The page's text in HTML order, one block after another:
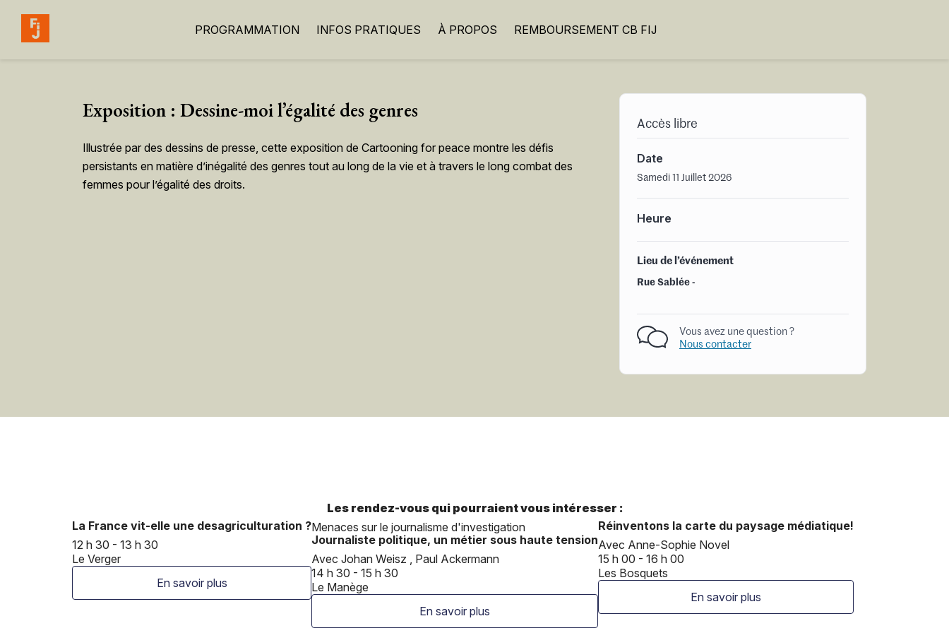
PROGRAMMATION INFOS PRATIQUES À PROPOS REMBOURSEMENT CB FIJ
Exposition : Dessine-moi l’égalité des genres
Illustrée par des dessins de presse, cette exposition de Cartooning for peace montre les défis
persistants en matière d’inégalité des genres tout au long de la vie et à travers le long combat des
femmes pour l’égalité des droits.
Accès libre
Date
Samedi 11 Juillet 2026
Heure
Lieu de l’événement
Rue Sablée -
Vous avez une question ?
Nous contacter
Les rendez-vous qui pourraient vous intéresser :
La France vit-elle une desagriculturation ?
12 h 30 - 13 h 30
Le Verger
En savoir plus
Menaces sur le journalisme d'investigation
Journaliste politique, un métier sous haute tension
Avec Johan Weisz , Paul Ackermann
14 h 30 - 15 h 30
Le Manège
En savoir plus
Réinventons la carte du paysage médiatique!
Avec Anne-Sophie Novel
15 h 00 - 16 h 00
Les Bosquets
En savoir plus